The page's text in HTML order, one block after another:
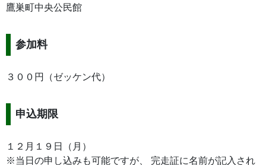
鷹巣町中央公民館
参加料
３００円（ゼッケン代）
申込期限
１２月１９日（月）
※当日の申し込みも可能ですが、 完走証に名前が記入され